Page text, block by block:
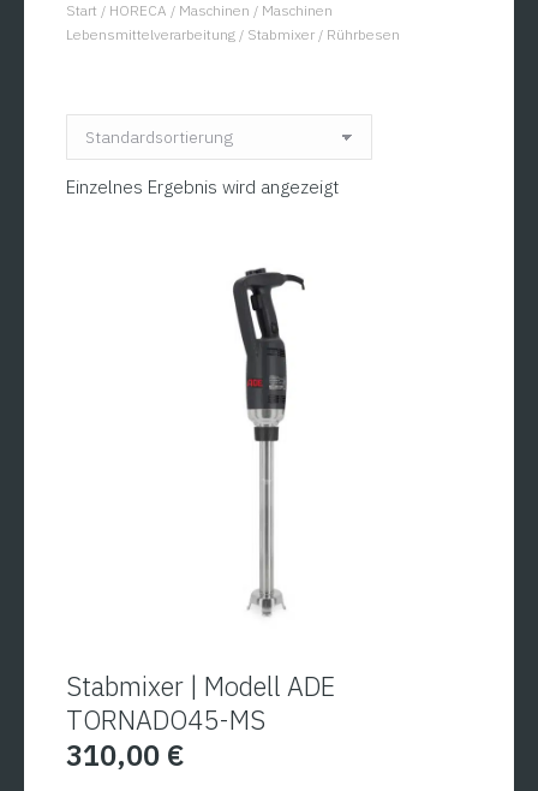
You are here:
Start / HORECA / Maschinen / Maschinen
Lebensmittelverarbeitung / Stabmixer / Rührbesen
Einzelnes Ergebnis wird angezeigt
Stabmixer | Modell ADE
TORNADO45-MS
310,00 €